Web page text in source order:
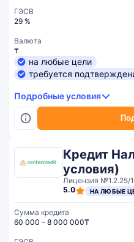
ГЭСВ
29 %
Валюта
₸
на любые цели
требуется
Подробные условия
Кредит
условия)
Лицензия №1.2.25/
5.0
НА ЛЮБЫЕ
Сумма кредита
60 000 – 8 000 000₸